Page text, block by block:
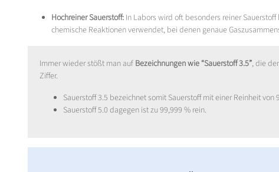
Hochreiner Sauerstoff: In Labors wird oft besonders reiner
chemische Reaktionen verwendet, bei denen genaue
Immer wieder stößt man auf Bezeichnungen wie “Sauerstoff 3.5”, die
Ziffer.
Sauerstoff 3.5 bezeichnet somit Sauerstoff mit einer Reinheit von
Sauerstoff 5.0 dagegen ist zu 99,999 % rein.